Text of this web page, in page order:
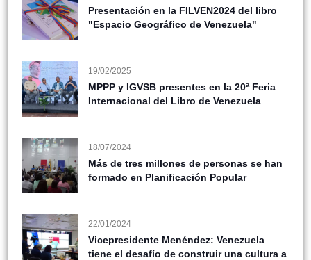
Presentación en la FILVEN2024 del libro
"Espacio Geográfico de Venezuela"
19/02/2025
MPPP y IGVSB presentes en la 20ª Feria
Internacional del Libro de Venezuela
18/07/2024
Más de tres millones de personas se han
formado en Planificación Popular
22/01/2024
Vicepresidente Menéndez: Venezuela
tiene el desafío de construir una cultura a